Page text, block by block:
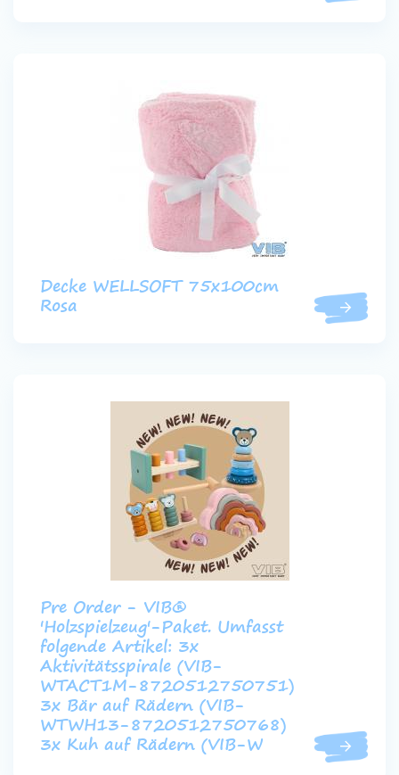
Decke WELLSOFT 75x100cm
Rosa
Pre Order - VIB®
'Holzspielzeug'-Paket. Umfasst
folgende Artikel: 3x
Aktivitätsspirale (VIB-
WTACT1M-8720512750751)
3x Bär auf Rädern (VIB-
WTWH13-8720512750768)
3x Kuh auf Rädern (VIB-W